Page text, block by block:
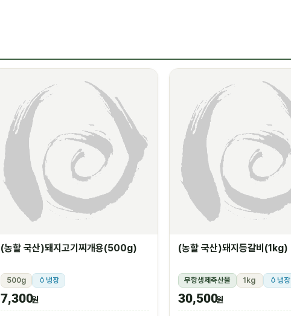
(농할 국산)돼지고기찌개용(500g)
500g 냉장
7,300원
(농할 국산)돼지등갈비(1kg)
무항생제축산물 1kg 냉장
30,500원